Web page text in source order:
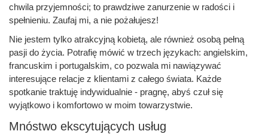
chwila przyjemności; to prawdziwe zanurzenie w radości i
spełnieniu. Zaufaj mi, a nie pożałujesz!
Nie jestem tylko atrakcyjną kobietą, ale również osobą pełną
pasji do życia. Potrafię mówić w trzech językach: angielskim,
francuskim i portugalskim, co pozwala mi nawiązywać
interesujące relacje z klientami z całego świata. Każde
spotkanie traktuję indywidualnie - pragnę, abyś czuł się
wyjątkowo i komfortowo w moim towarzystwie.
Mnóstwo ekscytujących usług